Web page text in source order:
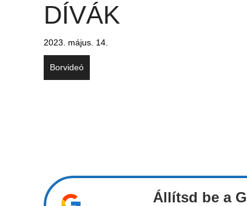
DÍVÁK
2023. május. 14.
Borvideó
Állítsd be a